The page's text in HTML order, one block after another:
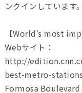
ンクインしています。
【World's most
Webサイト：
http://
best-metro-
Formosa